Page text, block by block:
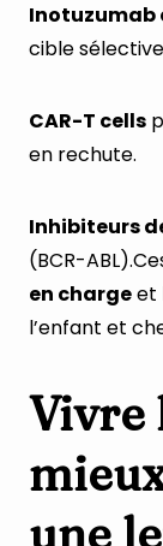
Inotuzumab
cible
CAR-T cells
en rechute.
Inhibiteurs
(BCR-
en chargeet
l’enfant et
Vivre
une